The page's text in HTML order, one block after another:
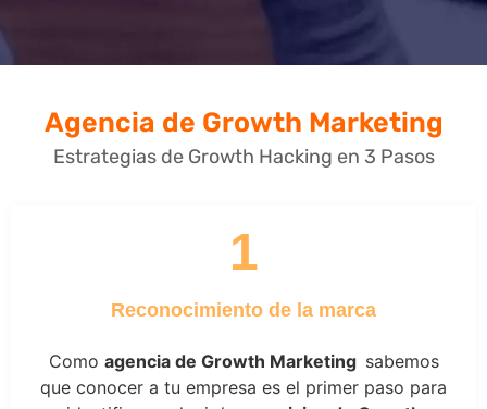
Agencia de Growth Marketing
Estrategias de Growth Hacking en 3 Pasos
1
Reconocimiento de la marca
Como agencia de Growth Marketing sabemos
que conocer a tu empresa es el primer paso para